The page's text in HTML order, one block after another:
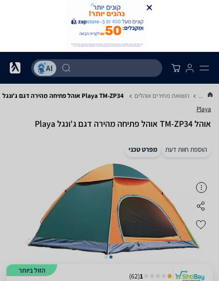
... השוואת מחירים אוהלים Playa TM-ZP34 אוהל פתיחה מהירה דגם ג'ונגל
Playa
‏אוהל TM-ZP34 אוהל פתיחה מהירה דגם ג'ונגל Playa
הוספת חוות דעת מפרט טכני
הזול ביותר
1
(
62
)